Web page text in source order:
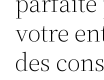
votre
des